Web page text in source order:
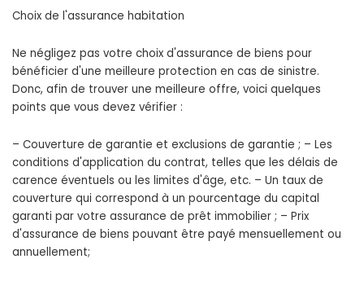
Choix de l'assurance habitation
Ne négligez pas votre choix d'assurance de biens pour
bénéficier d'une meilleure protection en cas de sinistre.
Donc, afin de trouver une meilleure offre, voici quelques
points que vous devez vérifier :
– Couverture de garantie et exclusions de garantie ; – Les
conditions d'application du contrat, telles que les délais de
carence éventuels ou les limites d'âge, etc. – Un taux de
couverture qui correspond à un pourcentage du capital
garanti par votre assurance de prêt immobilier ; – Prix
d'assurance de biens pouvant être payé mensuellement ou
annuellement;